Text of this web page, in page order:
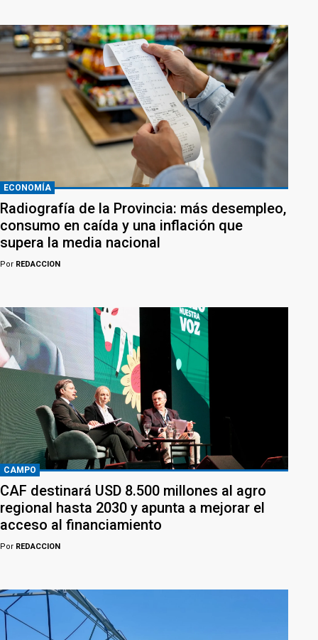
ECONOMÍA
Radiografía de la Provincia: más desempleo,
consumo en caída y una inflación que
supera la media nacional
Por REDACCION
CAMPO
CAF destinará USD 8.500 millones al agro
regional hasta 2030 y apunta a mejorar el
acceso al financiamiento
Por REDACCION